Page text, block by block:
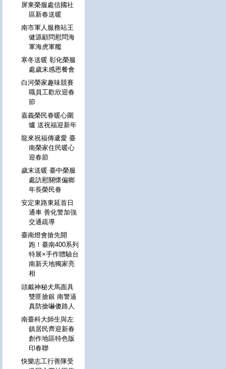
屏東榮服處信國社
區新春送暖
南市軍人服務站王
健源顧問慰問海
軍海虎軍艦
寒冬送暖 彰化榮服
處歲末感恩餐會
白河榮家趣味競賽
職員工歡欣迎春
節
嘉義榮民眷暖心圍
爐 送祝福迎新年
龍來祝福傳遞愛 臺
南榮家住民暖心
迎春節
歲末送暖 臺中榮服
處訪慰關懷偏鄉
年長榮民眷
安定東路東延首日
通車 善化警加強
交通疏導
臺南燈會搶先開
跑！臺南400系列
特展×手作體驗台
南新天地獨家亮
相
頭戴神秘犬馬面具
雙匪搶銀 南警逼
真防搶嚇傻路人
南臺科大師生與左
鎮居民齊迎新春
創作地區特色版
印春聯
快樂志工行善隊受